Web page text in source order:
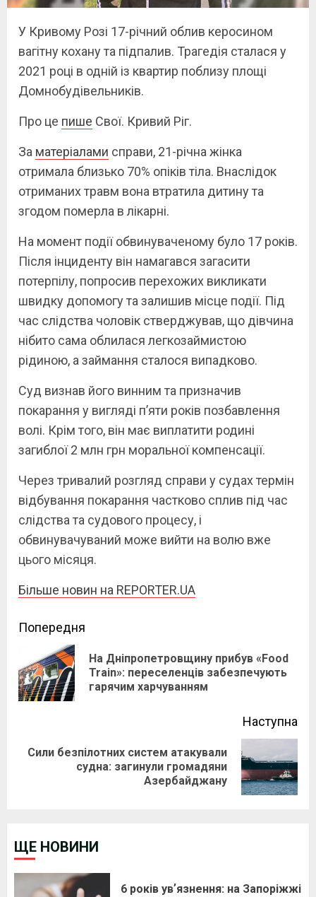
У Кривому Розі 17-річний облив керосином
вагітну кохану та підпалив. Трагедія сталася у
2021 році в одній із квартир поблизу площі
Домнобудівельників.
Про це пише Свої. Кривий Ріг.
За матеріалами справи, 21-річна жінка
отримала близько 70% опіків тіла. Внаслідок
отриманих травм вона втратила дитину та
згодом померла в лікарні.
На момент події обвинуваченому було 17 років.
Після інциденту він намагався загасити
потерпілу, попросив перехожих викликати
швидку допомогу та залишив місце події. Під
час слідства чоловік стверджував, що дівчина
нібито сама облилася легкозаймистою
рідиною, а займання сталося випадково.
Суд визнав його винним та призначив
покарання у вигляді п’яти років позбавлення
волі. Крім того, він має виплатити родині
загиблої 2 млн грн моральної компенсації.
Через тривалий розгляд справи у судах термін
відбування покарання частково сплив під час
слідства та судового процесу, і
обвинувачуваний може вийти на волю вже
цього місяця.
Більше новин на REPORTER.UA
Continue
Reading
Попередня
На Дніпропетровщину прибув «Food
Train»: переселенців забезпечують
гарячим харчуванням
Наступна
Сили безпілотних систем атакували
судна: загинули громадяни
Азербайджану
ЩЕ НОВИНИ
6 років увʼязнення: на Запоріжжі